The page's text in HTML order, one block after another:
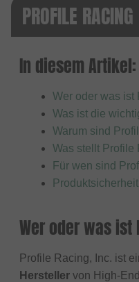
PROFILE
In diesem Artikel:
Wer oder was ist
Was ist die
Warum sind
Was stellt Profile
Für wen sind
Produktsicherheit
Wer oder was ist
Profile Racing, Inc. ist
Hersteller von High-